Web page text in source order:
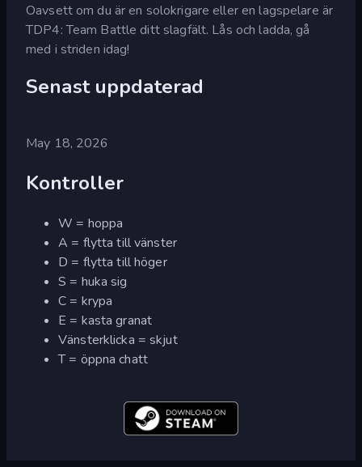
Oavsett om du är en solokrigare eller en lagspelare är
TDP4: Team Battle ditt slagfält. Lås och ladda, gå
med i striden idag!
Senast uppdaterad
May 18, 2026
Kontroller
W = hoppa
A = flytta till vänster
D = flytta till höger
S = huka sig
C = krypa
E = kasta granat
Vänsterklicka = skjut
T = öppna chatt